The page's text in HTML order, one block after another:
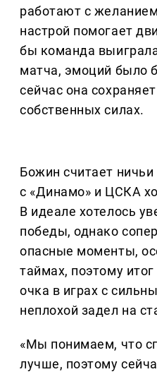
работают с
настрой помогает
бы команда
матча, эмоций было
сейчас она
собственных силах.
Божин считает ничьи
с «Динамо» и ЦСКА
В идеале хотелось
победы, однако
опасные моменты,
таймах, поэтому
очка в играх с
неплохой задел на
«Мы понимаем, что
лучше, поэтому